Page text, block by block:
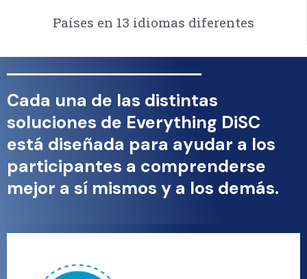
Países en 13 idiomas diferentes
Cada una de las distintas
soluciones de Everything DiSC
está diseñada para ayudar a los
participantes a comprenderse
mejor a sí mismos y a los demás.